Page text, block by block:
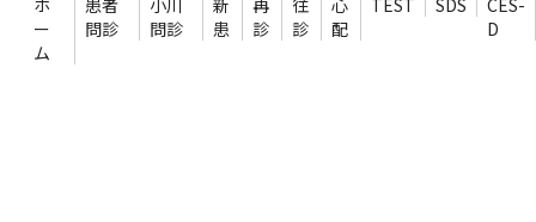
ー
ム
問診
問診
患
診
診
配
D
test